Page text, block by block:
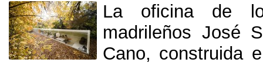
La oficina de
madrileños José
Cano, construida